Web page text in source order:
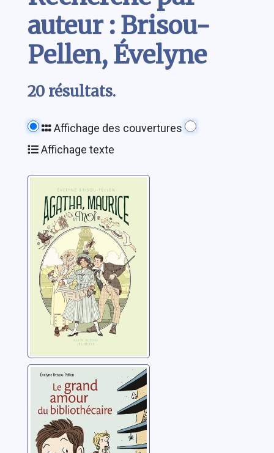
auteur : Brisou-
Pellen, Évelyne
20 résultats.
Affichage des couvertures
Affichage texte
Agatha, Maurice
et moi
Brisou-Pellen,Evelyne
Le grand amour
du bibliothécaire
Brisou-Pellen, Evelyne